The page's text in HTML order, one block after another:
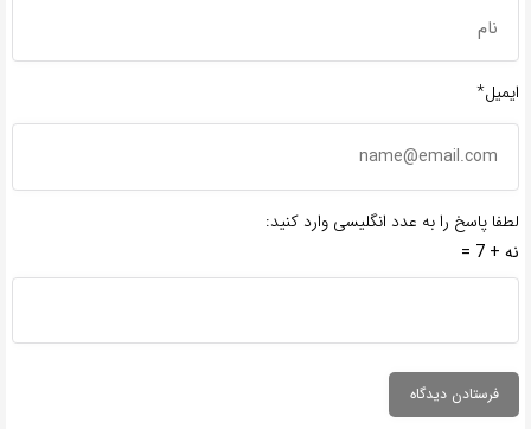
ایمیل*
لطفا پاسخ را به عدد انگلیسی وارد کنید:
نه + 7 =